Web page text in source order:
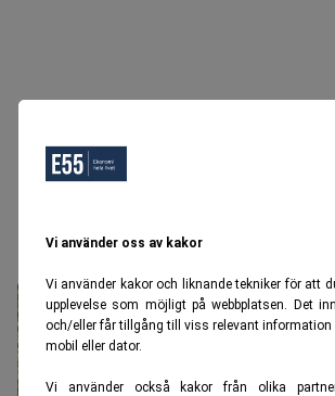
Vi använder oss av kakor
Vi använder kakor och liknande tekniker för att
upplevelse som möjligt på webbplatsen. Det
och/eller får tillgång till viss relevant information
mobil eller dator.
Vi använder också kakor från olika
Stefan Westerberg